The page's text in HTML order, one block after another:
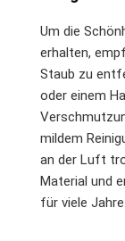
Um die
erhalten,
Staub zu
oder einem
mildem
an der Luft
Material und
für viele Jahre.